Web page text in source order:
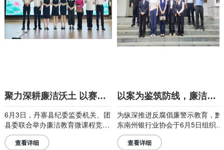
以案为鉴筑防线，廉洁从业守初心
为纵深推进反腐倡廉警示教育，黔
东南州银行业协会于6月5日组织凯
里市各银行机构部分干部职工，赴
剑河县人民法院参加工行凯里分行
查看详细
农发行镇远县支行开展“警示教育零距离 以案为鉴筑防线”警示教育活动
为增强干部职工的廉洁自律意识，
筑牢拒腐防变的思想防线，近日，
农发行镇远县支行组织全体干部员
工前往反腐倡廉警示教育基地开
查看详细